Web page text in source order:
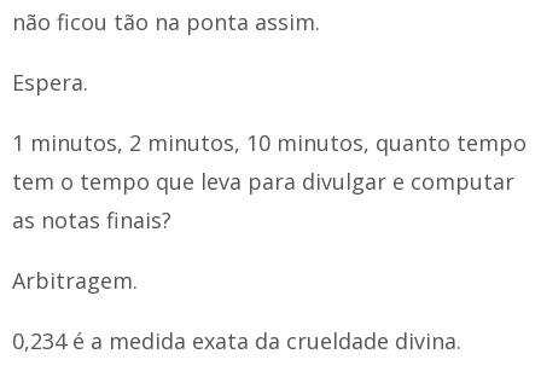
não ficou tão na ponta assim.
Espera.
1 minutos, 2 minutos, 10 minutos, quanto tempo
tem o tempo que leva para divulgar e computar
as notas finais?
Arbitragem.
0,234 é a medida exata da crueldade divina.